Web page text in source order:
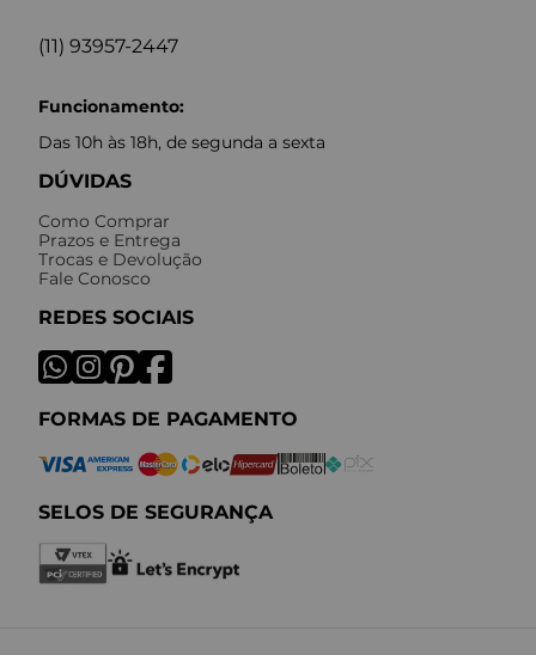
(11) 93957-2447
Funcionamento:
Das 10h às 18h, de segunda a sexta
DÚVIDAS
Como Comprar
Prazos e Entrega
Trocas e Devolução
Fale Conosco
REDES SOCIAIS
FORMAS DE PAGAMENTO
SELOS DE SEGURANÇA